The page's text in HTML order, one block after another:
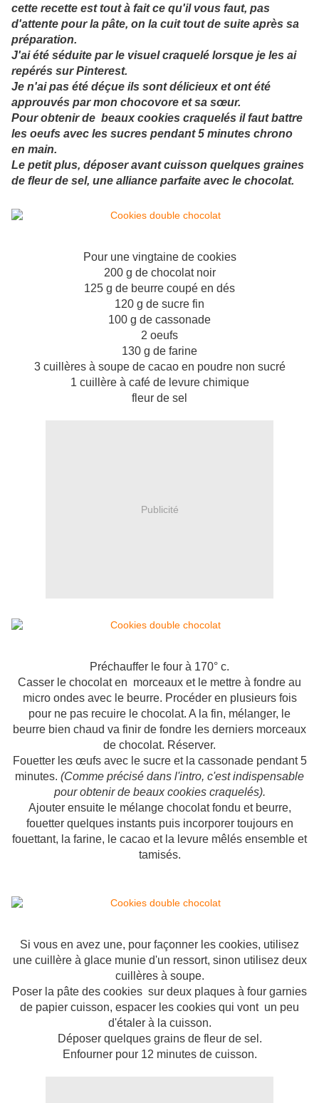
cette recette est tout à fait ce qu'il vous faut, pas
d'attente pour la pâte, on la cuit tout de suite après sa
préparation.
J'ai été séduite par le visuel craquelé lorsque je les ai
repérés sur Pinterest.
Je n'ai pas été déçue ils sont délicieux et ont été
approuvés par mon chocovore et sa sœur.
Pour obtenir de beaux cookies craquelés il faut battre
les oeufs avec les sucres pendant 5 minutes chrono
en main.
Le petit plus, déposer avant cuisson quelques graines
de fleur de sel, une alliance parfaite avec le chocolat.
Pour une vingtaine de cookies
200 g de chocolat noir
125 g de beurre coupé en dés
120 g de sucre fin
100 g de cassonade
2 oeufs
130 g de farine
3 cuillères à soupe de cacao en poudre non sucré
1 cuillère à café de levure chimique
fleur de sel
Publicité
Préchauffer le four à 170° c.
Casser le chocolat en morceaux et le mettre à fondre au
micro ondes avec le beurre. Procéder en plusieurs fois
pour ne pas recuire le chocolat. A la fin, mélanger, le
beurre bien chaud va finir de fondre les derniers morceaux
de chocolat. Réserver.
Fouetter les œufs avec le sucre et la cassonade pendant 5
minutes. (Comme précisé dans l'intro, c'est indispensable
pour obtenir de beaux cookies craquelés).
Ajouter ensuite le mélange chocolat fondu et beurre,
fouetter quelques instants puis incorporer toujours en
fouettant, la farine, le cacao et la levure mêlés ensemble et
tamisés.
Si vous en avez une, pour façonner les cookies, utilisez
une cuillère à glace munie d'un ressort, sinon utilisez deux
cuillères à soupe.
Poser la pâte des cookies sur deux plaques à four garnies
de papier cuisson, espacer les cookies qui vont un peu
d'étaler à la cuisson.
Déposer quelques grains de fleur de sel.
Enfourner pour 12 minutes de cuisson.